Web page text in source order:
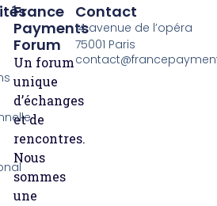
France
Payments
Forum
Un forum
unique
d’échanges
et de
rencontres.
Nous
sommes
une
Contact
14 avenue de l’opéra
75001 Paris